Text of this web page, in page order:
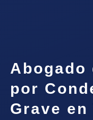
Abogado
por
Grave